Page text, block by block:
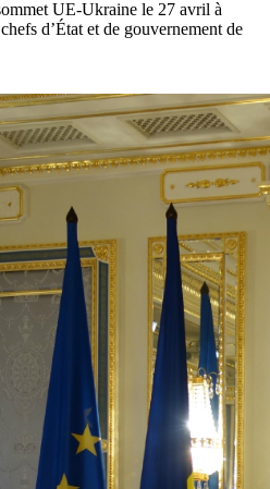
UE-Ukraine le 27 avril à
d’État et de gouvernement de